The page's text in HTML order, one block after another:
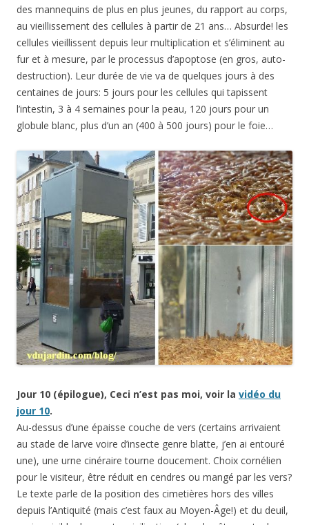
des mannequins de plus en plus jeunes, du rapport au corps,
au vieillissement des cellules à partir de 21 ans… Absurde! les
cellules vieillissent depuis leur multiplication et s’éliminent au
fur et à mesure, par le processus d’apoptose (en gros, auto-
destruction). Leur durée de vie va de quelques jours à des
centaines de jours: 5 jours pour les cellules qui tapissent
l’intestin, 3 à 4 semaines pour la peau, 120 jours pour un
globule blanc, plus d’un an (400 à 500 jours) pour le foie…
Jour 10 (épilogue), Ceci n’est pas moi, voir la vidéo du
jour 10.
Au-dessus d’une épaisse couche de vers (certains arrivaient
au stade de larve voire d’insecte genre blatte, j’en ai entouré
une), une urne cinéraire tourne doucement. Choix cornélien
pour le visiteur, être réduit en cendres ou mangé par les vers?
Le texte parle de la position des cimetières hors des villes
depuis l’Antiquité (mais c’est faux au Moyen-Âge!) et du deuil,